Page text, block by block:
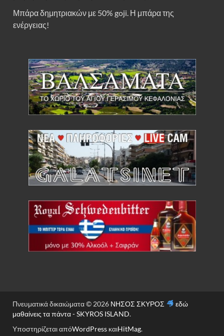
YOGI COLD BREW BERRY MIX ΒΙΟ 30g
Μπάρα δημητριακών με 50% goji. Η μπάρα της
ενέργειας!
Πνευματικά δικαιώματα © 2026 ΝΗΣΟΣ ΣΚΥΡΟΣ
εδώ
μαθαίνεις τα πάντα - SKYROS ISLAND.
Υποστηρίζεται απόWordPress καιHitMag.